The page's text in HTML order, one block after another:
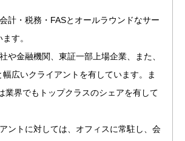
計・税務・FASとオールラウンドなサー
す。
や金融機関、東証一部上場企業、また、
広いクライアントを有しています。ま
業界でもトップクラスのシェアを有して
ントに対しては、オフィスに常駐し、会